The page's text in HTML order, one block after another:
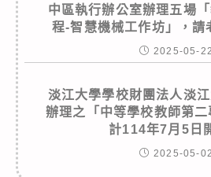
中區執行辦公室辦理五場
程-智慧機械工作坊」，請
2025-05-22
淡江大學學校財團法人淡
辦理之「中等學校教師第
計114年7月5日
2025-05-02